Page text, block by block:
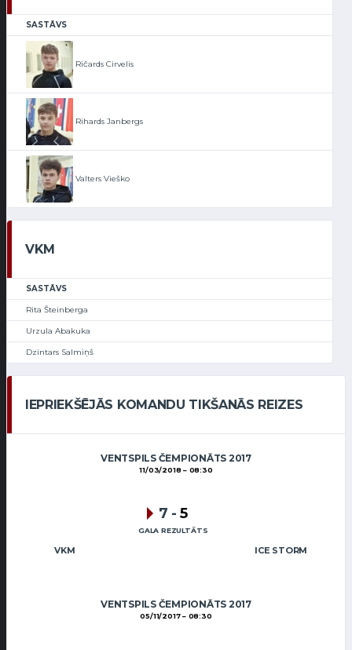
SASTĀVS
Ričards Cirvelis
Rihards Janbergs
Valters Vieško
VKM
SASTĀVS
Rita Šteinberga
Urzula Abakuka
Dzintars Salmiņš
IEPRIEKŠĒJĀS KOMANDU TIKŠANĀS REIZES
VENTSPILS ČEMPIONĀTS 2017
11/03/2018 08:30
VKM ICE STORM
7 - 5
GALA REZULTĀTS
VENTSPILS ČEMPIONĀTS 2017
05/11/2017 08:30